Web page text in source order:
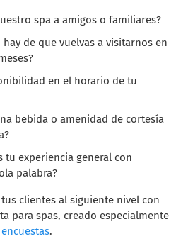
spa a amigos o familiares?
de que vuelvas a visitarnos en
en el horario de tu
bebida o amenidad de cortesía
tu experiencia general con
palabra?
clientes al siguiente nivel con
para spas, creado especialmente
.